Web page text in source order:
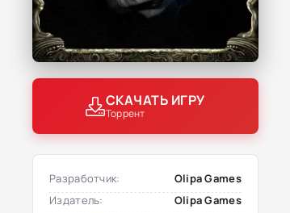
СКАЧАТЬ ИГРУ
Торрент
Разработчик:
Olipa Games
Издатель:
Olipa Games